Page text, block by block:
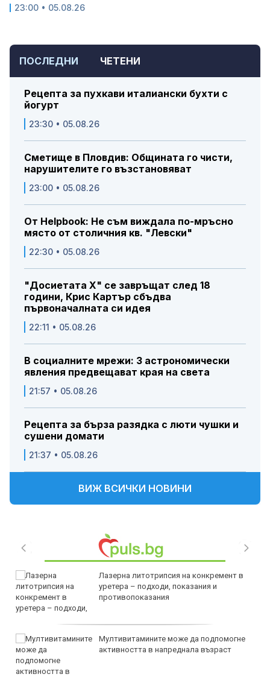
ПОСЛЕДНИ ЧЕТЕНИ
Рецепта за пухкави италиански бухти с
йогурт
23:30 • 05.08.26
Сметище в Пловдив: Общината го чисти,
нарушителите го възстановяват
23:00 • 05.08.26
От Helpbook: Не съм виждала по-мръсно
място от столичния кв. "Левски"
22:30 • 05.08.26
"Досиетата Х" се завръщат след 18
години, Крис Картър сбъдва
първоначалната си идея
22:11 • 05.08.26
В социалните мрежи: 3 астрономически
явления предвещават края на света
21:57 • 05.08.26
Рецепта за бърза разядка с люти чушки и
сушени домати
21:37 • 05.08.26
ВИЖ ВСИЧКИ НОВИНИ
Лазерна литотрипсия на конкремент в
уретера – подходи, показания и
противопоказания
Мултивитамините може да подпомогне
активността в напреднала възраст
23:00 • 05.08.26